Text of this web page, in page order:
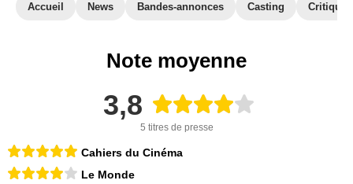
Accueil News Bandes-annonces Casting
Note moyenne
3,8
5 titres de presse
Cahiers du Cinéma
Le Monde